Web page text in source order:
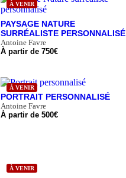
À VENIR
PAYSAGE NATURE
SURRÉALISTE PERSONNALISÉ
Antoine Favre
À partir de 750€
À VENIR
PORTRAIT PERSONNALISÉ
Antoine Favre
À partir de 500€
À VENIR